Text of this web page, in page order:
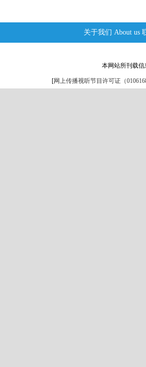
关于我们 About us
本网站所刊载
[网上传播视听节目许可证（